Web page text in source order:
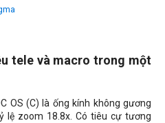
tele và macro trong một
OS (C) là ống kính không gương
lệ zoom 18.8x. Có tiêu cự tương